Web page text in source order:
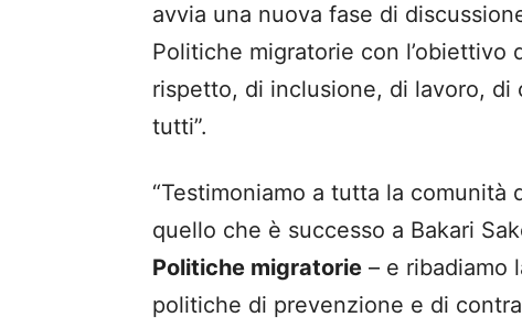
avvia una nuova fase di
Politiche migratorie con
rispetto, di inclusione, di lavoro,
tutti”.
“Testimoniamo a tutta la
quello che è successo a Bakari
Politiche migratorie – e ribadiamo
politiche di prevenzione e di